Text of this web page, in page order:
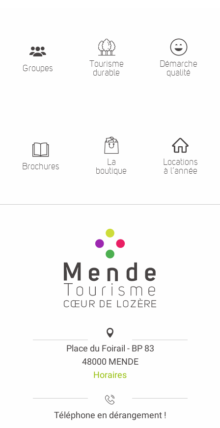
Groupes
Tourisme
durable
Démarche
qualité
Brochures
La
boutique
Locations
à l’année
Place du Foirail - BP 83
48000 MENDE
Horaires
Téléphone en dérangement !